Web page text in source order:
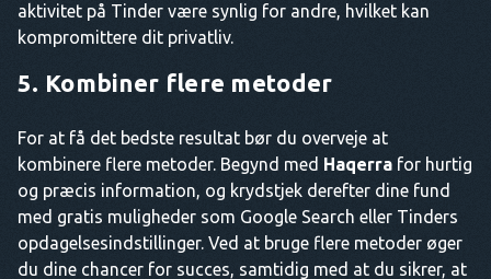
aktivitet på Tinder være synlig for andre, hvilket kan
kompromittere dit privatliv.
5. Kombiner flere metoder
For at få det bedste resultat bør du overveje at
kombinere flere metoder. Begynd med Haqerra for hurtig
og præcis information, og krydstjek derefter dine fund
med gratis muligheder som Google Search eller Tinders
opdagelsesindstillinger. Ved at bruge flere metoder øger
du dine chancer for succes, samtidig med at du sikrer, at